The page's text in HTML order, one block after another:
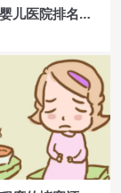
儿医院排名揭
流程较优化？